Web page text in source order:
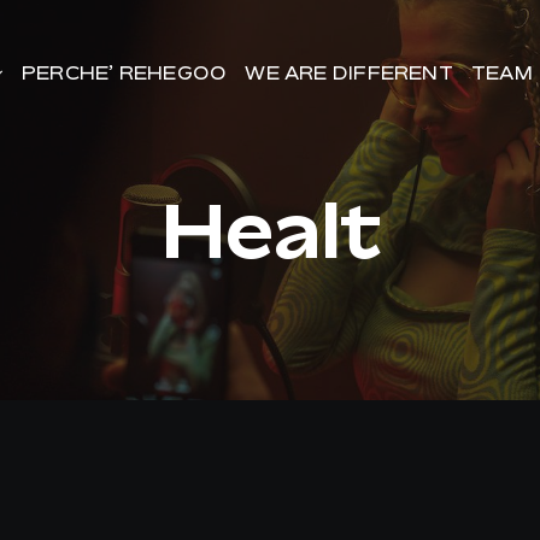
PERCHE’ REHEGOO WE ARE DIFFERENT TEAM
PERCHE’ REHEGOO WE ARE DIFFERENT TEAM
Healt